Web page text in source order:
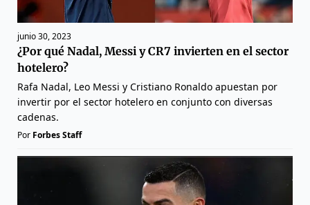
junio 30, 2023
¿Por qué Nadal, Messi y CR7 invierten en el sector
hotelero?
Rafa Nadal, Leo Messi y Cristiano Ronaldo apuestan por
invertir por el sector hotelero en conjunto con diversas
cadenas.
Por Forbes Staff